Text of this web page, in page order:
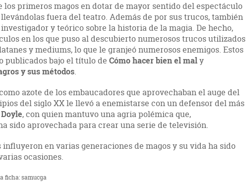
los primeros magos en dotar de mayor sentido del espectáculo
fuera del teatro. Además de por sus trucos, también
y teórico sobre la historia de la magia. De hecho,
en los que puso al descubierto numerosos trucos utilizados
y mediums, lo que le granjeó numerosos enemigos. Estos
publicados bajo el título de Cómo hacer bien el maly
y sus métodos.
azote de los embaucadores que aprovechaban el auge del
del siglo XX le llevó a enemistarse con un defensor del más
, con quien mantuvo una agria polémica que,
sido aprovechada para crear una serie de televisión.
influyeron en varias generaciones de magos y su vida ha sido
ocasiones.
ficha:samucga